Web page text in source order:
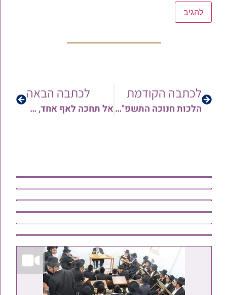
לכתבה הקודמת
הלכות חנוכה התשפ"ו – חלק ב' • דברים לזכרו של מארי חיים כסאר זצ"ל | הרב ארז רמתי
לכתבה הבאה
אל תחכה לאף אחד, תדליק את האור בחושך • מזמור לתודה | הרב יצחק מעודה